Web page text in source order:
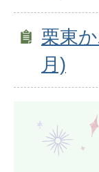
栗東
月)